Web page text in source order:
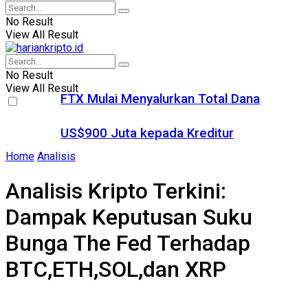
FTX Mulai Menyalurkan Total Dana
US$900 Juta kepada Kreditur
No Result
View All Result
No Result
View All Result
Home Analisis
Analisis Kripto Terkini:
Dampak Keputusan Suku
Bunga The Fed Terhadap
BTC,ETH,SOL,dan XRP